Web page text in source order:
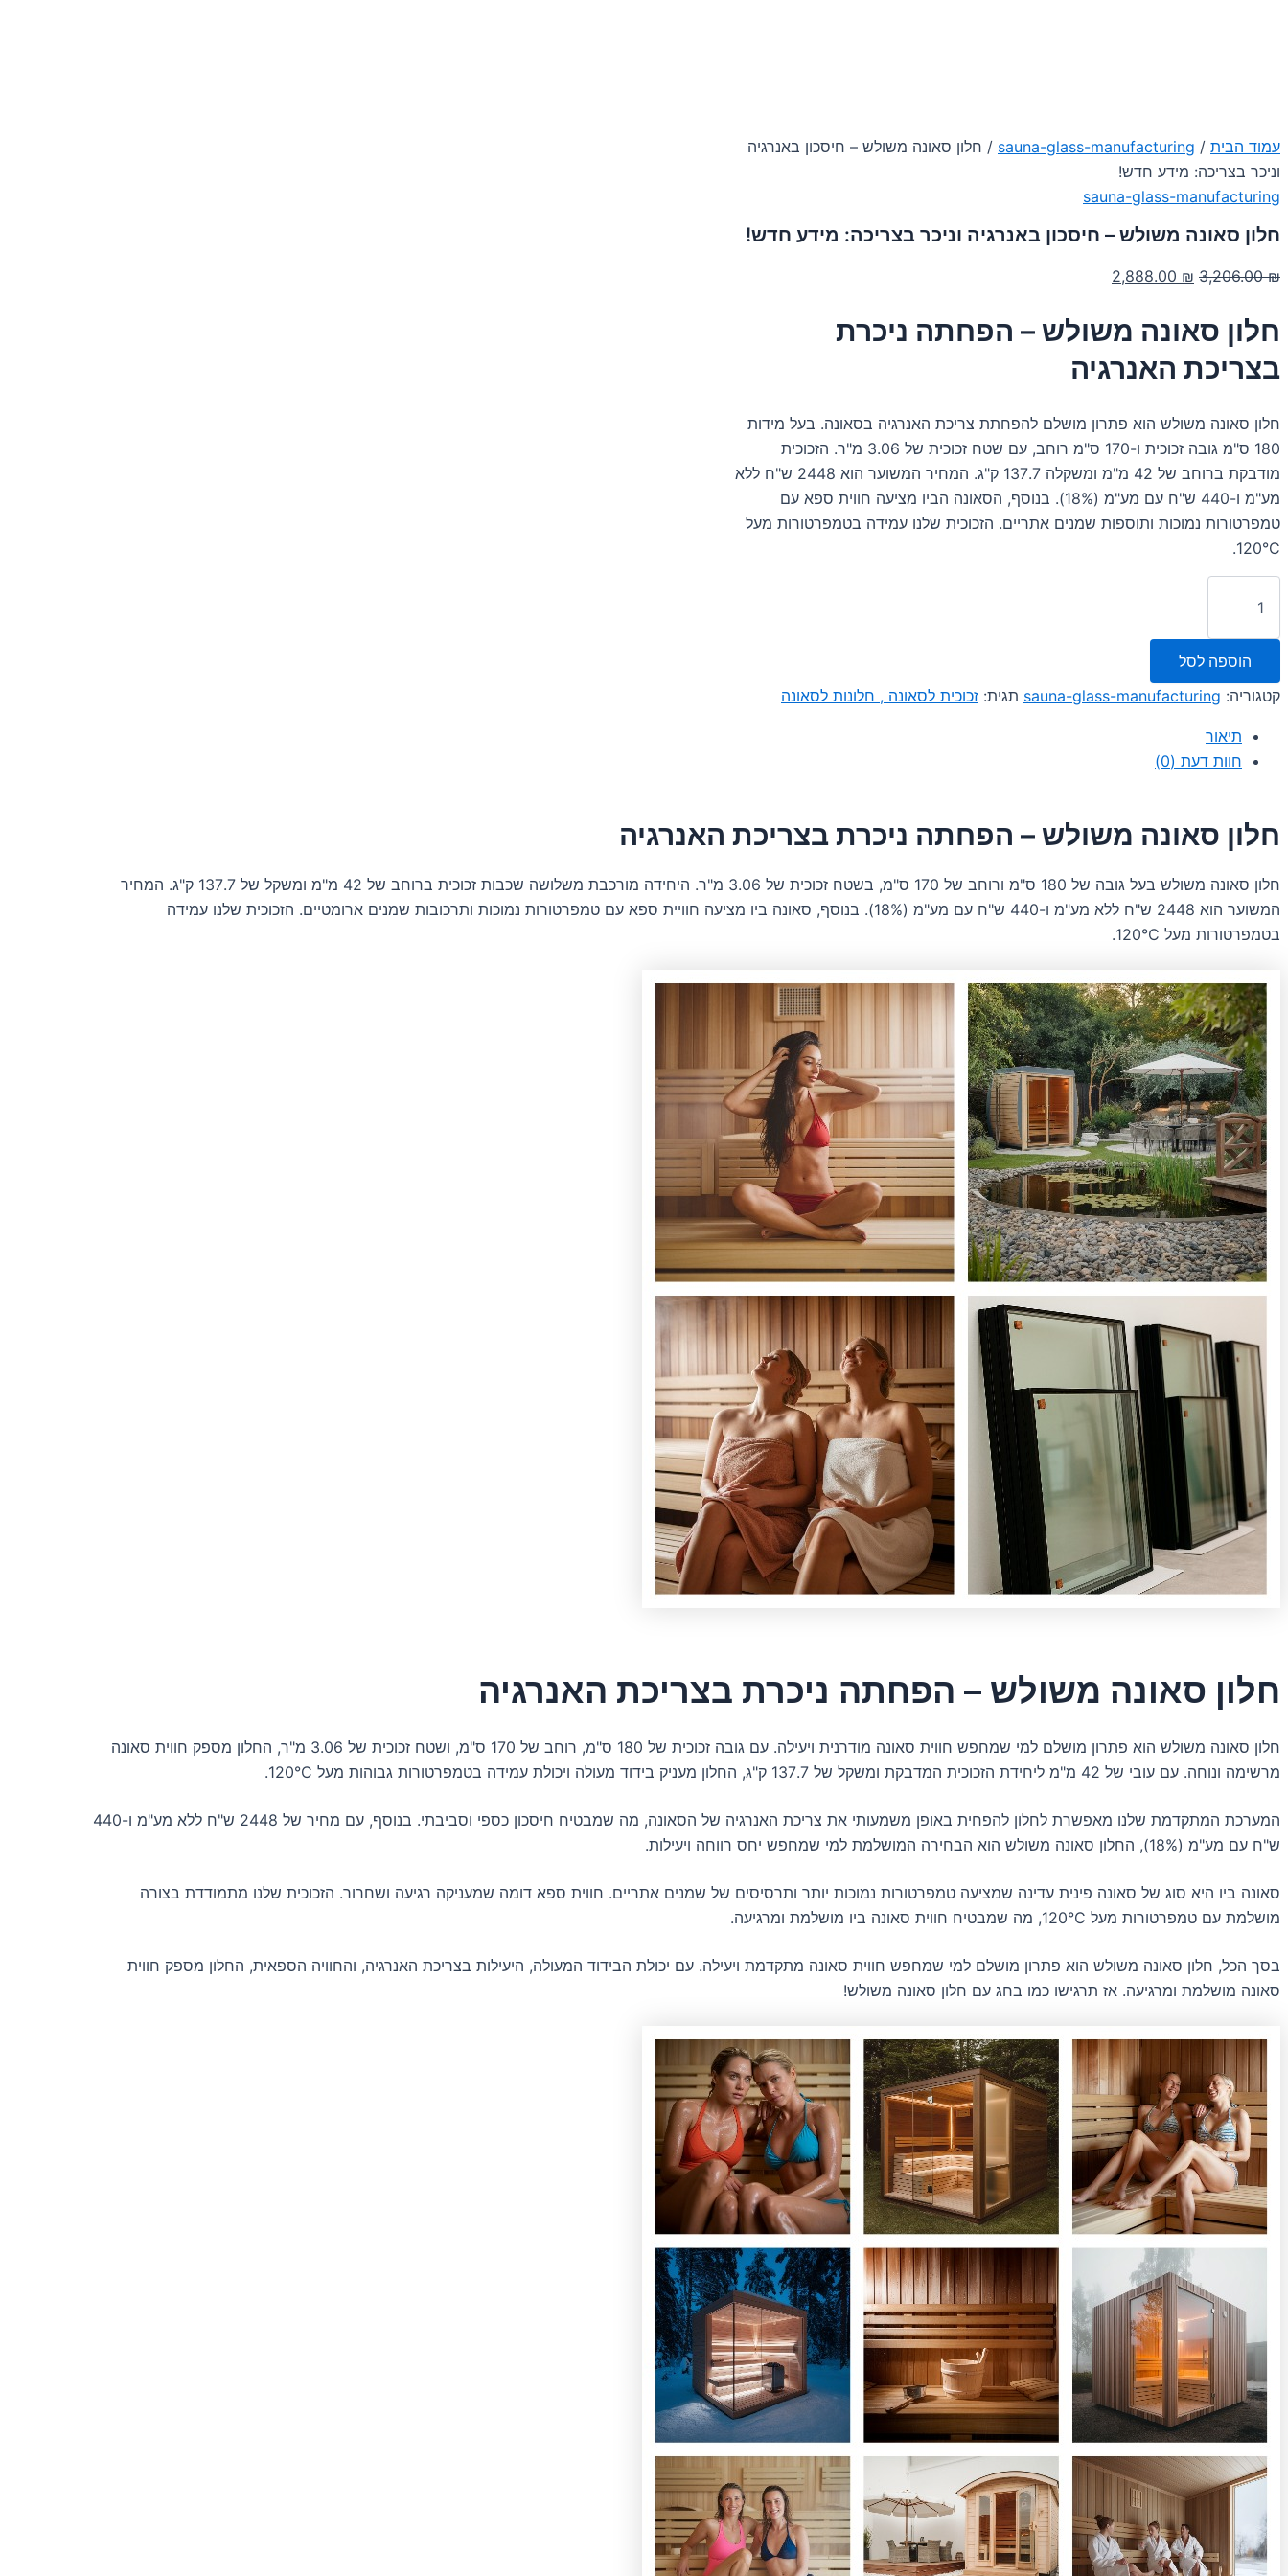
עמוד הבית /
sauna-glass-manufacturing / חלון סאונה משולש – חיסכון באנרגיה
וניכר בצריכה: מידע חדש!
sauna-glass-manufacturing
חלון סאונה משולש – חיסכון באנרגיה וניכר בצריכה: מידע חדש!
3,206.00₪
המחיר
היה:
2,888.00 ₪
הוא:
חלון סאונה משולש – הפחתה ניכרת
בצריכת האנרגיה
חלון סאונה משולש הוא פתרון מושלם להפחתת צריכת האנרגיה בסאונה. בעל מידות
180 ס"מ גובה זכוכית ו-170 ס"מ רוחב, עם שטח זכוכית של 3.06 מ"ר. הזכוכית
מודבקת ברוחב של 42 מ"מ ומשקלה 137.7 ק"ג. המחיר המשוער הוא 2448 ש"ח ללא
מע"מ ו-440 ש"ח עם מע"מ (18%). בנוסף, הסאונה הביו מציעה חווית ספא עם
טמפרטורות נמוכות ותוספות שמנים אתריים. הזכוכית שלנו עמידה בטמפרטורות מעל
120°C.
סאונה
משולש
–
חיסכון
וניכר
בצריכה:
הוספה לסל
קטגוריה: sauna-glass-manufacturing תגית: זכוכית לסאונה , חלונות לסאונה
תיאור
חוות דעת (0)
חלון סאונה משולש – הפחתה ניכרת בצריכת האנרגיה
חלון סאונה משולש בעל גובה של 180 ס"מ ורוחב של 170 ס"מ, בשטח זכוכית של 3.06 מ"ר. היחידה מורכבת משלושה שכבות זכוכית ברוחב של 42 מ"מ ומשקל של 137.7 ק"ג. המחיר
המשוער הוא 2448 ש"ח ללא מע"מ ו-440 ש"ח עם מע"מ (18%). בנוסף, סאונה ביו מציעה חוויית ספא עם טמפרטורות נמוכות ותרכובות שמנים ארומטיים. הזכוכית שלנו עמידה
בטמפרטורות מעל 120°C.
חלון סאונה משולש – הפחתה ניכרת בצריכת האנרגיה
חלון סאונה משולש הוא פתרון מושלם למי שמחפש חווית סאונה מודרנית ויעילה. עם גובה זכוכית של 180 ס"מ, רוחב של 170 ס"מ, ושטח זכוכית של 3.06 מ"ר, החלון מספק חווית סאונה
מרשימה ונוחה. עם עובי של 42 מ"מ ליחידת הזכוכית המדבקת ומשקל של 137.7 ק"ג, החלון מעניק בידוד מעולה ויכולת עמידה בטמפרטורות גבוהות מעל 120°C.
המערכת המתקדמת שלנו מאפשרת לחלון להפחית באופן משמעותי את צריכת האנרגיה של הסאונה, מה שמבטיח חיסכון כספי וסביבתי. בנוסף, עם מחיר של 2448 ש"ח ללא מע"מ ו-440
ש"ח עם מע"מ (18%), החלון סאונה משולש הוא הבחירה המושלמת למי שמחפש יחס רווחה ויעילות.
סאונה ביו היא סוג של סאונה פינית עדינה שמציעה טמפרטורות נמוכות יותר ותרסיסים של שמנים אתריים. חווית ספא דומה שמעניקה רגיעה ושחרור. הזכוכית שלנו מתמודדת בצורה
מושלמת עם טמפרטורות מעל 120°C, מה שמבטיח חווית סאונה ביו מושלמת ומרגיעה.
בסך הכל, חלון סאונה משולש הוא פתרון מושלם למי שמחפש חווית סאונה מתקדמת ויעילה. עם יכולת הבידוד המעולה, היעילות בצריכת האנרגיה, והחוויה הספאית, החלון מספק חווית
סאונה מושלמת ומרגיעה. אז תרגישו כמו בחג עם חלון סאונה משולש!